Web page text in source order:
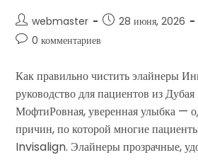
webmaster 28 июня, 2026
0 комментариев
Как правильно чистить элайнеры
руководство для пациентов из
МофтиРовная, уверенная улыбка —
причин, по которой многие
Invisalign. Элайнеры прозрачные,